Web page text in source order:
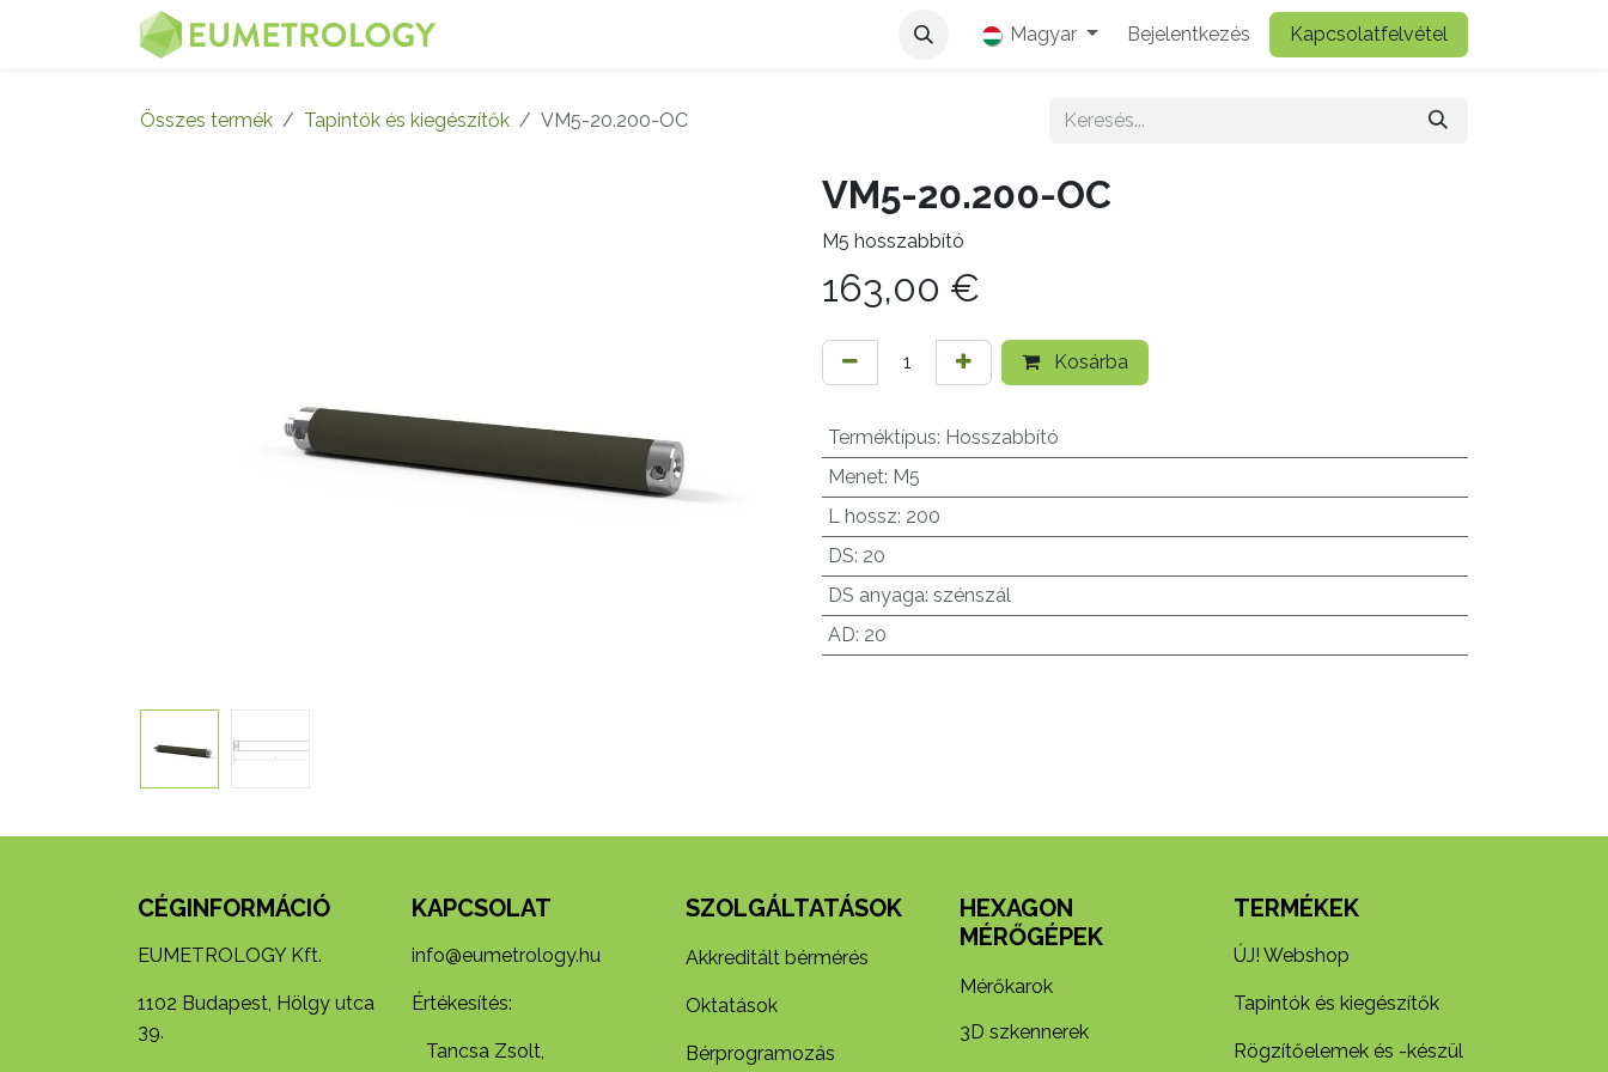
Kihagyás és továbblépés a tartalomhoz
Magyar Bejelentkezés Kapcsolatfelvétel
Összes termék Tapintók és kiegészítők VM5-20.200-OC
VM5-20.200-OC
M5 hosszabbító
163,00 €
Kosárba
Terméktípus: Hosszabbító
Menet: M5
L hossz: 200
DS: 20
DS anyaga: szénszál
AD: 20
CÉGINFORMÁCIÓ
EUMETROLOGY Kft.
1102 Budapest, Hölgy utca
39.
KAPCSOLAT
info@eumetrology.hu
Értékesítés:
Tancsa Zsolt,
SZOLGÁLTATÁSOK
Akkreditált bérmérés
Oktatások
Bérprogramozás
HEXAGON
MÉRŐGÉPEK
Mérőkarok
3D szkennerek
TERMÉKEK
ÚJ! Webshop
Tapintók és kiegészítők
Rögzítőelemek és -készül​